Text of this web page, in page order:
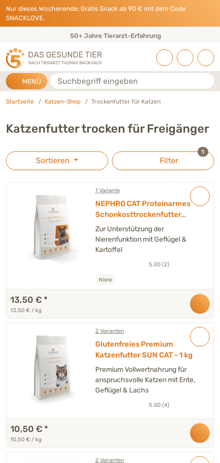
Direkt zu:
INHALT
HAUPTMENÜ
FOOTER
Nur dieses Wochenende: Gratis Snack ab 90 € mit dem Code
SNACKLOVE.
50+ Jahre Tierarzt-Erfahrung
MENÜ Suche
Startseite Katzen-Shop Trockenfutter für Katzen
Katzenfutter trocken für Freigänger
Sortieren Filter
1
1 Variante
NEPHRO CAT Proteinarmes
Schonkosttrockenfutter
Katze - 1 kg
Zur Unterstützung der
Nierenfunktion mit Geflügel &
Kartoffel
5.00 (2)
Niere
13,50 € *
13,50 € / kg
2 Varianten
Glutenfreies Premium
Katzenfutter SUN CAT - 1 kg
Premium Vollwertnahrung für
anspruchsvolle Katzen mit Ente,
Geflügel & Lachs
5.00 (4)
10,50 € *
10,50 € / kg
2 Varianten